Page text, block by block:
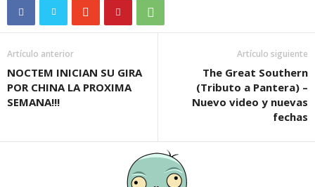
Artículo anterior
NOCTEM INICIAN SU GIRA
POR CHINA LA PROXIMA
SEMANA!!!
Artículo siguiente
The Great Southern
(Tributo a Pantera) –
Nuevo video y nuevas
fechas